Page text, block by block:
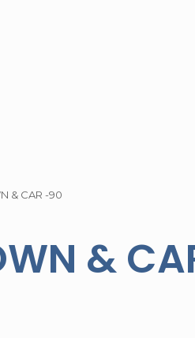
& CAR -90
&